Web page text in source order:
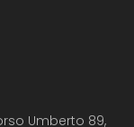
Umberto 89,